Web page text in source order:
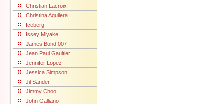
Christian Lacroix
Christina Aguilera
Iceberg
Issey Miyake
James Bond 007
Jean Paul Gaultier
Jennifer Lopez
Jessica Simpson
Jil Sander
Jimmy Choo
John Galliano